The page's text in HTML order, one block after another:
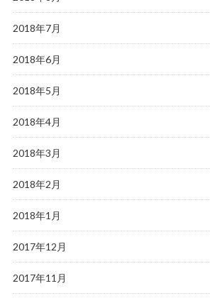
2018年7月
2018年6月
2018年5月
2018年4月
2018年3月
2018年2月
2018年1月
2017年12月
2017年11月